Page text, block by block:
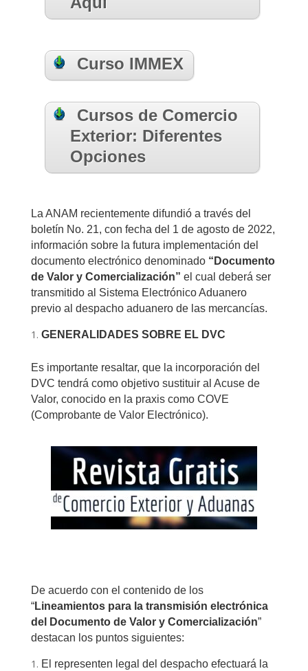
Curso IMMEX
Cursos de Comercio
Exterior: Diferentes
Opciones
La ANAM recientemente difundió a través del
boletín No. 21, con fecha del 1 de agosto de 2022,
información sobre la futura implementación del
documento electrónico denominado “Documento
de Valor y Comercialización” el cual deberá ser
transmitido al Sistema Electrónico Aduanero
previo al despacho aduanero de las mercancías.
GENERALIDADES SOBRE EL DVC
Es importante resaltar, que la incorporación del
DVC tendrá como objetivo sustituir al Acuse de
Valor, conocido en la praxis como COVE
(Comprobante de Valor Electrónico).
De acuerdo con el contenido de los
“Lineamientos para la transmisión electrónica
del Documento de Valor y Comercialización”
destacan los puntos siguientes:
El representen legal del despacho efectuará la